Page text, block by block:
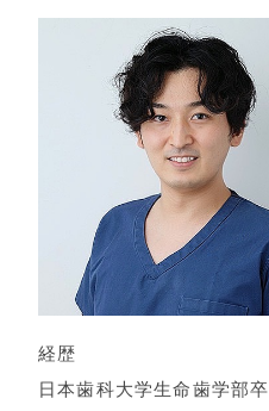
経歴
日本歯科大学生命歯学部卒